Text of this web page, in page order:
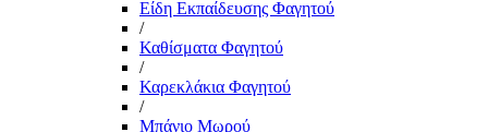
Είδη Εκπαίδευσης Φαγητού
/
Καθίσματα Φαγητού
/
Καρεκλάκια Φαγητού
/
Μπάνιο Μωρού